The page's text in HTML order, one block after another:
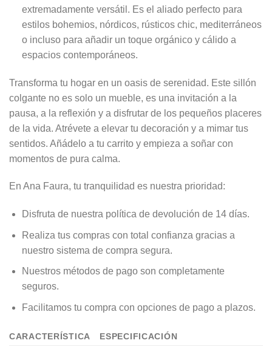
extremadamente versátil. Es el aliado perfecto para
estilos bohemios, nórdicos, rústicos chic, mediterráneos
o incluso para añadir un toque orgánico y cálido a
espacios contemporáneos.
Transforma tu hogar en un oasis de serenidad. Este sillón
colgante no es solo un mueble, es una invitación a la
pausa, a la reflexión y a disfrutar de los pequeños placeres
de la vida. Atrévete a elevar tu decoración y a mimar tus
sentidos. Añádelo a tu carrito y empieza a soñar con
momentos de pura calma.
En Ana Faura, tu tranquilidad es nuestra prioridad:
Disfruta de nuestra política de devolución de 14 días.
Realiza tus compras con total confianza gracias a
nuestro sistema de compra segura.
Nuestros métodos de pago son completamente
seguros.
Facilitamos tu compra con opciones de pago a plazos.
CARACTERÍSTICA
ESPECIFICACIÓN